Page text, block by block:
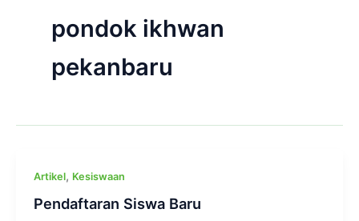
pondok ikhwan
pekanbaru
Artikel, Kesiswaan
Pendaftaran Siswa Baru